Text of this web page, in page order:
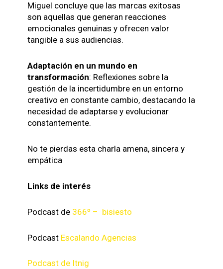
Miguel concluye que las marcas exitosas
son aquellas que generan reacciones
emocionales genuinas y ofrecen valor
tangible a sus audiencias.
Adaptación en un mundo en
transformación: Reflexiones sobre la
gestión de la incertidumbre en un entorno
creativo en constante cambio, destacando la
necesidad de adaptarse y evolucionar
constantemente.
No te pierdas esta charla amena, sincera y
empática
Links de interés
Podcast de 366º – bisiesto
Podcast Escalando Agencias
Podcast de Itnig